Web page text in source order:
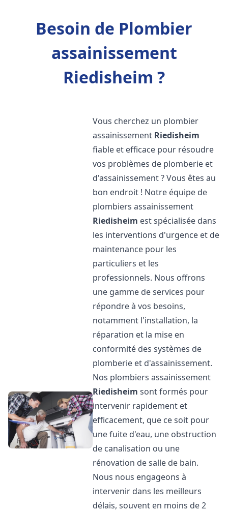
Besoin de Plombier
assainissement
Riedisheim ?
Vous cherchez un plombier
assainissement Riedisheim
fiable et efficace pour résoudre
vos problèmes de plomberie et
d'assainissement ? Vous êtes au
bon endroit ! Notre équipe de
plombiers assainissement
Riedisheim est spécialisée dans
les interventions d'urgence et de
maintenance pour les
particuliers et les
professionnels. Nous offrons
une gamme de services pour
répondre à vos besoins,
notamment l'installation, la
réparation et la mise en
conformité des systèmes de
plomberie et d'assainissement.
Nos plombiers assainissement
Riedisheim sont formés pour
intervenir rapidement et
efficacement, que ce soit pour
une fuite d'eau, une obstruction
de canalisation ou une
rénovation de salle de bain.
Nous nous engageons à
intervenir dans les meilleurs
délais, souvent en moins de 2